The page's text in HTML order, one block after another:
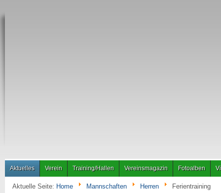
Aktuelles Verein Training/Hallen Vereinsmagazin Fotoalben
Aktuelle Seite: Home Mannschaften Herren Ferientraining